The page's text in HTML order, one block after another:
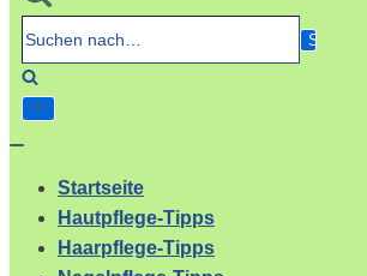
Suchen
nach…
Startseite
Hautpflege-Tipps
Haarpflege-Tipps